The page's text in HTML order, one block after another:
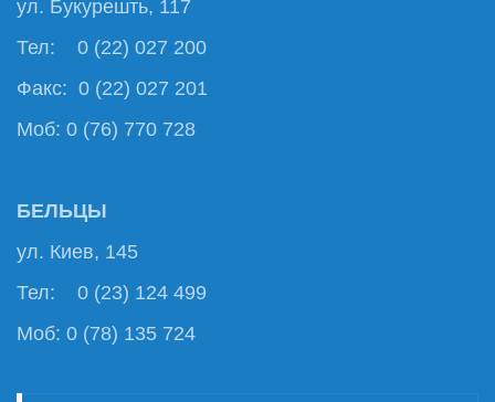
ул. Букурешть, 117
Тел: 0 (22) 027 200
Факс: 0 (22) 027 201
Моб: 0 (76) 770 728
БЕЛЬЦЫ
ул. Киев, 145
Тел: 0 (23) 124 499
Моб: 0 (78) 135 724